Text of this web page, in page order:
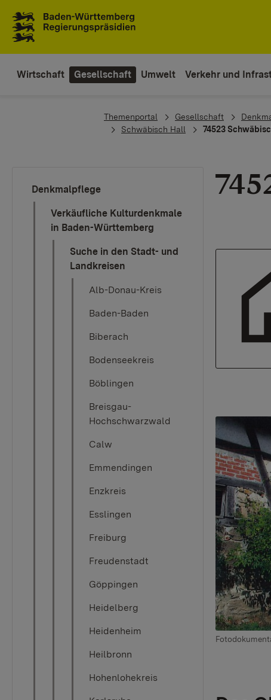
Wirtschaft Gesellschaft Umwelt Verkehr und
You are here:
Themenportal Gesellschaft
Schwäbisch Hall
74523
Denkmalpflege
Verkäufliche Kulturdenkmale
in Baden-Württemberg
Suche in den Stadt- und
Landkreisen
Alb-Donau-Kreis
Baden-Baden
Biberach
Bodenseekreis
Böblingen
Breisgau-
Hochschwarzwald
Calw
Emmendingen
Enzkreis
Esslingen
Freiburg
Freudenstadt
Göppingen
Heidelberg
Heidenheim
Heilbronn
Hohenlohekreis